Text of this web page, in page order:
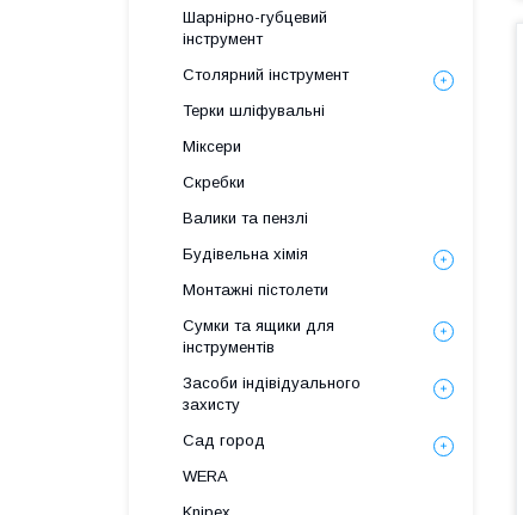
Шарнірно-губцевий
інструмент
Столярний інструмент
Терки шліфувальні
Міксери
Скребки
Валики та пензлі
Будівельна хімія
Монтажні пістолети
Сумки та ящики для
інструментів
Засоби індівідуального
захисту
Сад город
WERA